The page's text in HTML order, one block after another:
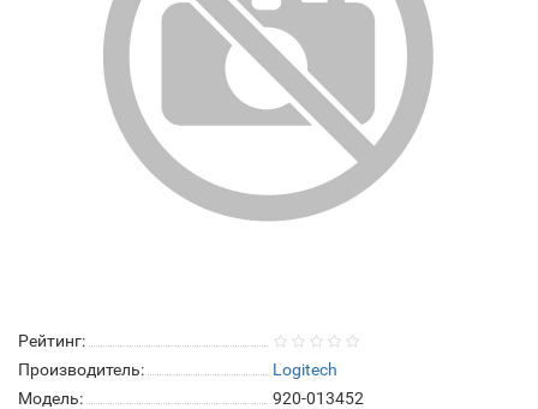
Рейтинг:
Производитель:
Logitech
Модель:
920-013452